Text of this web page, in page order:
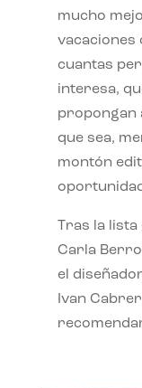
mucho
vacaciones
cuantas
interesa,
propongan
que sea,
montón
Tras la
Carla
el
Ivan